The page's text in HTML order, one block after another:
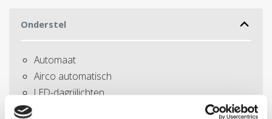
Onderstel
Automaat
Airco automatisch
LED-dagrijlichten